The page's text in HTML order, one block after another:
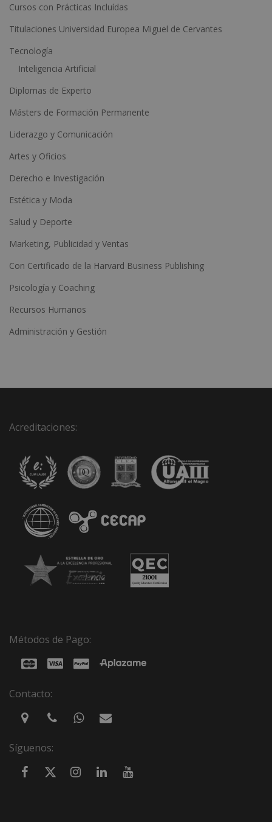
v
e
Cursos con Prácticas Incluídas
Titulaciones Universidad Europea Miguel de Cervantes
Tecnología
Inteligencia Artificial
Diplomas de Experto
Másters de Formación Permanente
Liderazgo y Comunicación
Artes y Oficios
Derecho e Investigación
Estética y Moda
Salud y Deporte
Marketing, Publicidad y Ventas
Con Certificado de la Harvard Business Publishing
Psicología y Coaching
Recursos Humanos
Administración y Gestión
Acreditaciones:
Métodos de Pago:
Contacto:
Síguenos: